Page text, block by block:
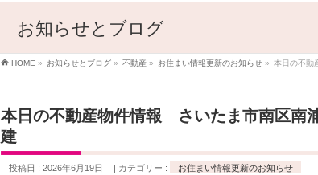
お知らせとブログ
HOME » お知らせとブログ » 不動産 » お住まい情報更新のお知らせ » 本日の不動
本日の不動産物件情報 さいたま市南区南
建
投稿日 : 2026年6月19日 カテゴリー : お住まい情報更新のお知らせ